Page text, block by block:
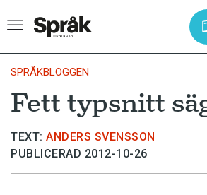
Hem
Artiklar
SPRÅKBLOGGEN
Fett typsnitt
TEXT: ANDERS SVENSSON
PUBLICERAD 2012-10-26